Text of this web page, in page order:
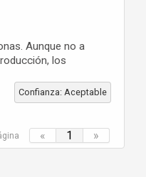
Aunque no a
los
Confianza: Aceptable
« 1 »